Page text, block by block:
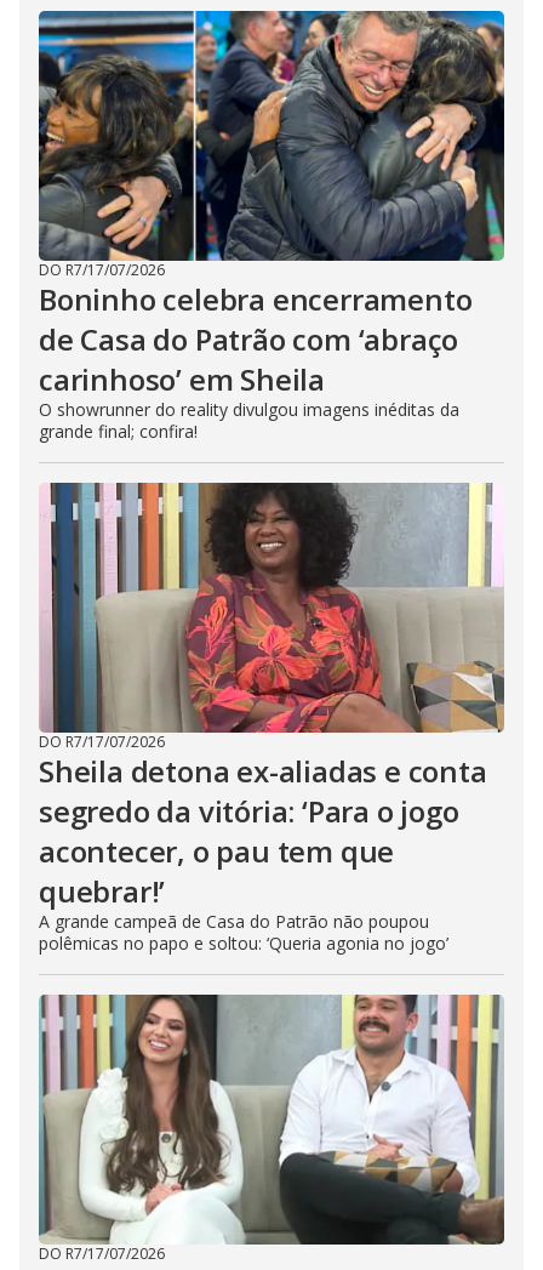
DO R7/17/07/2026
Boninho celebra encerramento
de Casa do Patrão com ‘abraço
carinhoso’ em Sheila
O showrunner do reality divulgou imagens inéditas da
grande final; confira!
DO R7/17/07/2026
Sheila detona ex-aliadas e conta
segredo da vitória: ‘Para o jogo
acontecer, o pau tem que
quebrar!’
A grande campeã de Casa do Patrão não poupou
polêmicas no papo e soltou: ‘Queria agonia no jogo’
DO R7/17/07/2026